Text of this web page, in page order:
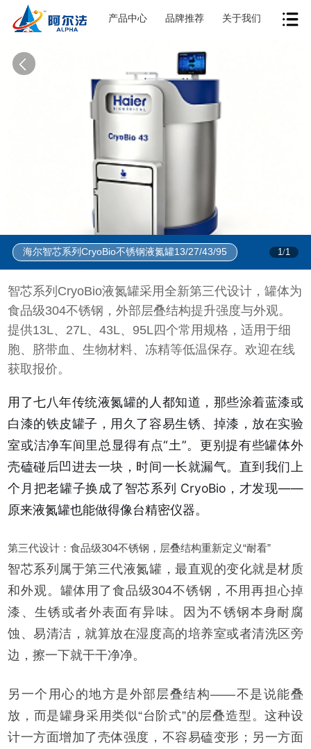
产品中心 品牌推荐 关于我们
海尔智芯系列CryoBio不锈钢液氮罐13/27/43/95 1 /1
智芯系列CryoBio液氮罐采用全新第三代设计，罐体为
食品级304不锈钢，外部层叠结构提升强度与外观。
提供13L、27L、43L、95L四个常用规格，适用于细
胞、脐带血、生物材料、冻精等低温保存。欢迎在线
获取报价。
用了七八年传统液氮罐的人都知道，那些涂着蓝漆或
白漆的铁皮罐子，用久了容易生锈、掉漆，放在实验
室或洁净车间里总显得有点“土”。更别提有些罐体外
壳磕碰后凹进去一块，时间一长就漏气。直到我们上
个月把老罐子换成了智芯系列 CryoBio，才发现——
原来液氮罐也能做得像台精密仪器。
第三代设计：食品级304不锈钢，层叠结构重新定义“耐看”
智芯系列属于第三代液氮罐，最直观的变化就是材质
和外观。罐体用了食品级304不锈钢，不用再担心掉
漆、生锈或者外表面有异味。因为不锈钢本身耐腐
蚀、易清洁，就算放在湿度高的培养室或者清洗区旁
边，擦一下就干干净净。
另一个用心的地方是外部层叠结构——不是说能叠
放，而是罐身采用类似“台阶式”的层叠造型。这种设
计一方面增加了壳体强度，不容易磕变形；另一方面